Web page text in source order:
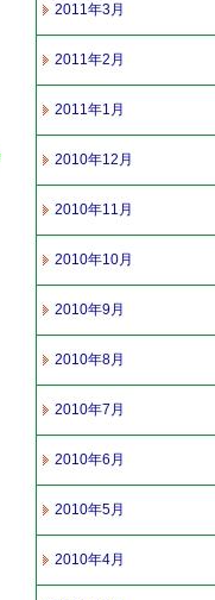
2011年3月
2011年2月
2011年1月
2010年12月
2010年11月
2010年10月
2010年9月
2010年8月
2010年7月
2010年6月
2010年5月
2010年4月